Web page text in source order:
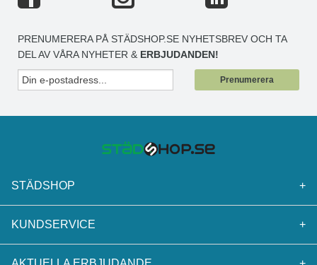
PRENUMERERA PÅ STÄDSHOP.SE NYHETSBREV OCH TA
DEL AV VÅRA NYHETER & ERBJUDANDEN!
Prenumerera
STÄDSHOP +
KUNDSERVICE +